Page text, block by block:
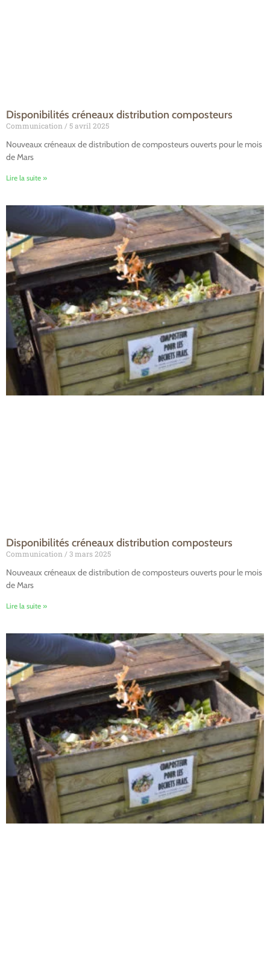
Disponibilités créneaux distribution composteurs
Communication 5 avril 2025
Nouveaux créneaux de distribution de composteurs ouverts pour le mois
de Mars
Lire la suite »
Disponibilités créneaux distribution composteurs
Communication 3 mars 2025
Nouveaux créneaux de distribution de composteurs ouverts pour le mois
de Mars
Lire la suite »